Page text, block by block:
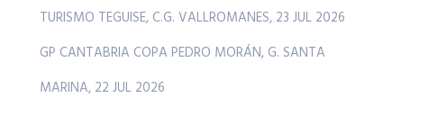
TURISMO TEGUISE, C.G. VALLROMANES, 23 JUL 2026
GP CANTABRIA COPA PEDRO MORÁN, G. SANTA
MARINA, 22 JUL 2026